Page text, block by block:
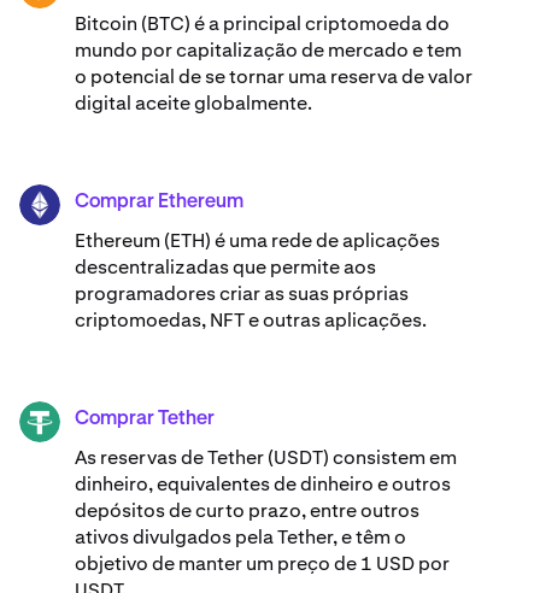
Bitcoin (BTC) é a principal criptomoeda do
mundo por capitalização de mercado e tem
o potencial de se tornar uma reserva de valor
digital aceite globalmente.
ETH Comprar Ethereum
Ethereum (ETH) é uma rede de aplicações
descentralizadas que permite aos
programadores criar as suas próprias
criptomoedas, NFT e outras aplicações.
USDT Comprar Tether
As reservas de Tether (USDT) consistem em
dinheiro, equivalentes de dinheiro e outros
depósitos de curto prazo, entre outros
ativos divulgados pela Tether, e têm o
objetivo de manter um preço de 1 USD por